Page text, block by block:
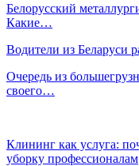
Белорусский
Какие…
Водители из Беларуси
Очередь из
своего…
Клининг как услуга:
уборку профессионалам